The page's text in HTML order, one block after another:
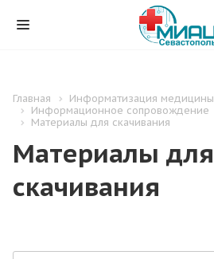
Главная
Информатизация медицины
Информационное сопровождение
Материалы для скачивания
Материалы для
скачивания